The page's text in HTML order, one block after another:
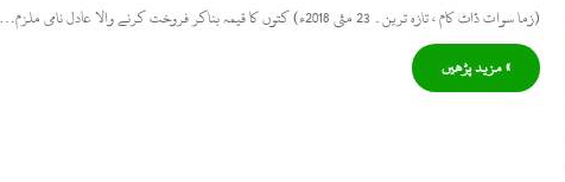
(زما سوات ڈاٹ کام ، تازہ ترین۔ 23 مئی 2018ء) کتوں کا قیمہ بناکر فروخت کرنے والا عادل نامی ملزم…
» مزید پڑھیں